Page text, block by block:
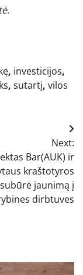
, investicijos,
, sutartį, vilos
Next:
Bar(AUK) ir
kraštotyros
jaunimą į
dirbtuves